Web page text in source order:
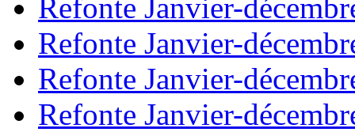
Refonte Janvier-
Refonte Janvier-
Refonte Janvier-
Refonte Janvier-